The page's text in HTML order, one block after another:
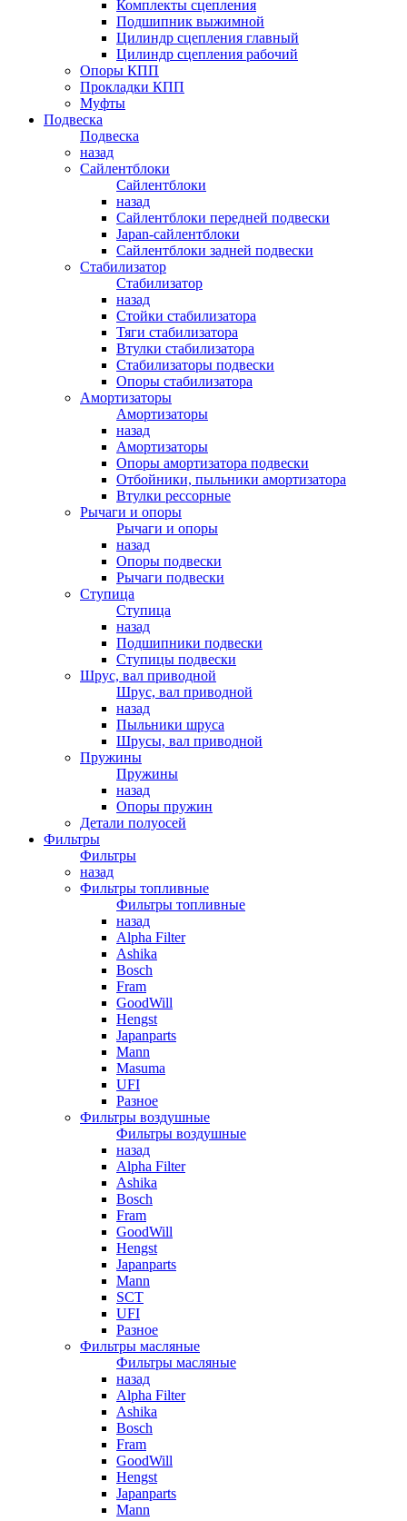
Комплекты сцепления
Подшипник выжимной
Цилиндр сцепления главный
Цилиндр сцепления рабочий
Опоры КПП
Прокладки КПП
Муфты
Подвеска
Подвеска
назад
Сайлентблоки
Сайлентблоки
назад
Сайлентблоки передней подвески
Japan-сайлентблоки
Сайлентблоки задней подвески
Стабилизатор
Стабилизатор
назад
Стойки стабилизатора
Тяги стабилизатора
Втулки стабилизатора
Стабилизаторы подвески
Опоры стабилизатора
Амортизаторы
Амортизаторы
назад
Амортизаторы
Опоры амортизатора подвески
Отбойники, пыльники амортизатора
Втулки рессорные
Рычаги и опоры
Рычаги и опоры
назад
Опоры подвески
Рычаги подвески
Ступица
Ступица
назад
Подшипники подвески
Ступицы подвески
Шрус, вал приводной
Шрус, вал приводной
назад
Пыльники шруса
Шрусы, вал приводной
Пружины
Пружины
назад
Опоры пружин
Детали полуосей
Фильтры
Фильтры
назад
Фильтры топливные
Фильтры топливные
назад
Alpha Filter
Ashika
Bosch
Fram
GoodWill
Hengst
Japanparts
Mann
Masuma
UFI
Разное
Фильтры воздушные
Фильтры воздушные
назад
Alpha Filter
Ashika
Bosch
Fram
GoodWill
Hengst
Japanparts
Mann
SCT
UFI
Разное
Фильтры масляные
Фильтры масляные
назад
Alpha Filter
Ashika
Bosch
Fram
GoodWill
Hengst
Japanparts
Mann